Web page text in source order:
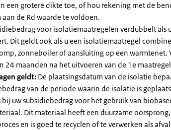
een grotere dikte toe, of hou rekening met de
de Rd waarde te voldoen.
voor isolatiemaatregelen verdubbelt als
Dit geldt ook als u een isolatiemaatregel
zonneboiler of aansluiting op een warmtenet.
24 maanden na het uitvoeren van de 1e
geldt: De plaatsingsdatum van de isolatie
van de periode waarin de isolatie is
bij uw subsidiebedrag voor het gebruik van
Dit materiaal heeft een duurzame oorsprong,
en is goed te recyclen of te verwerken als